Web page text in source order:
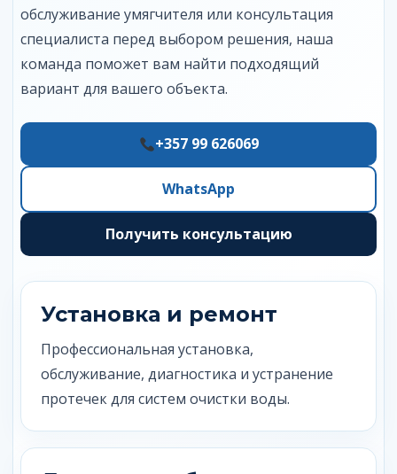
обслуживание умягчителя или консультация
специалиста перед выбором решения, наша
команда поможет вам найти подходящий
вариант для вашего объекта.
+357 99 626069
WhatsApp
Получить консультацию
Установка и ремонт
Профессиональная установка,
обслуживание, диагностика и устранение
протечек для систем очистки воды.